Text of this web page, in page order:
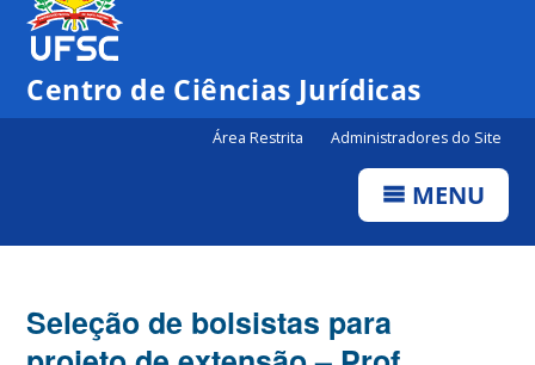
Canais
Centro de Ciências Jurídicas
Área Restrita Administradores do Site
MENU
Seleção de bolsistas para